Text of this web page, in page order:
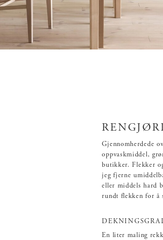
Gjennomherdede
oppvaskmiddel,
butikker. Flekker
jeg fjerne
eller middels hard
rundt flekken for å
En liter maling